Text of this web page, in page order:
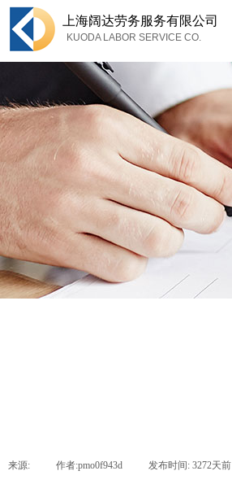
上海阔达劳务服务有限公司
KUODA LABOR SERVICE CO.
来源: 作者:pmo0f943d 发布时间: 3272天前